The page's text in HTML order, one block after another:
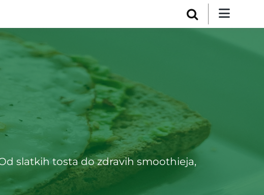
slatkih tosta do zdravih smoothieja,